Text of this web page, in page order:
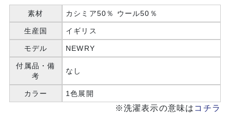
素材 カシミア50％ ウール50％
生産国 イギリス
モデル NEWRY
付属品・備
考
なし
カラー 1色展開
※洗濯表示の意味は コチラ